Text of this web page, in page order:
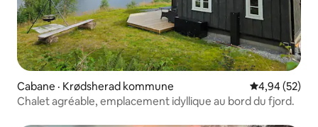
Cabane · Krødsherad kommune Note
4,94 (52)
Chalet agréable, emplacement idyllique au bord du fjord.